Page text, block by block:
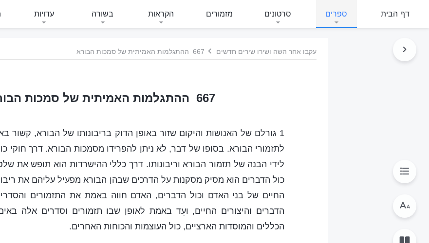
דף הבית ספרים סרטונים מזמורים הקראות בשורה עדויות
עקבו אחר השה ושירו שירים חדשים 667 ההתגלמות האמיתית של סמכות הבורא
667 ההתגלמות האמיתית של סמכות הבורא
1 גורלם של האנושות והיקום שזור באופן הדוק בריבונותו של הבורא, קשור
לתזמורי הבורא. בסופו של דבר, לא ניתן להפרידו מסמכות הבורא. דרך חוקי
לידי הבנה של תזמור הבורא וריבונותו. דרך כללי ההישרדות הוא תופש את
כול הדברים הוא מסיק מסקנות על הדרכים שבהן הבורא מפעיל עליהם את
החיים של בני האדם וכול הדברים, האדם חווה באמת את התזמורים
הדברים והיצורים החיים, ועֵד באמת לאופן שבו תזמורים וסדרים אלה
הכללים והמוסדות הארציים, כול העוצמות והכוחות האחרים.